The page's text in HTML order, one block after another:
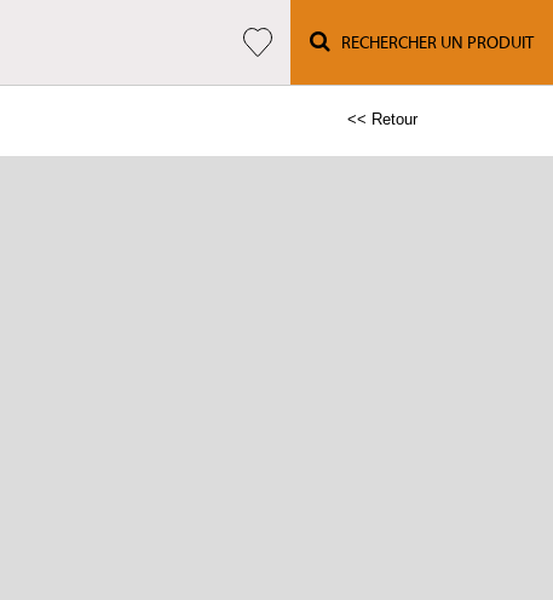
RECHERCHER UN PRODUIT
<< Retour